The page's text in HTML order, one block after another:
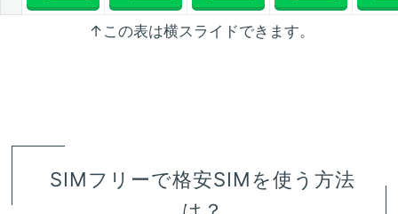
↑この表は横スライドできます。
SIMフリーで格安SIMを使う方法